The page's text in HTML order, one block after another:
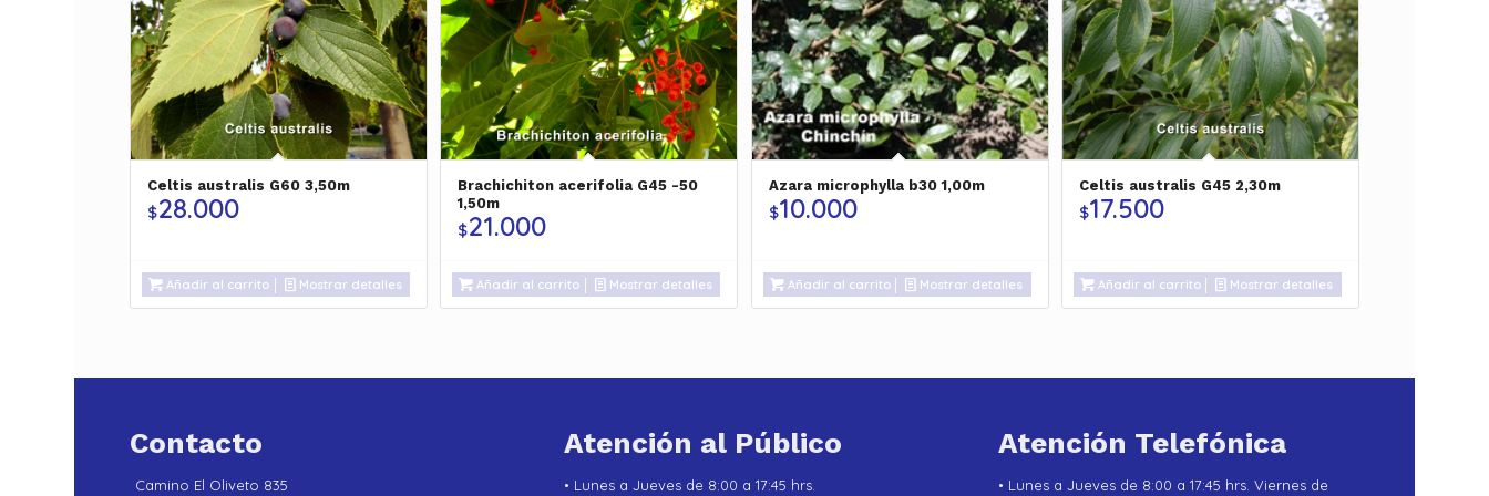
Celtis australis G60 3,50m
$28.000
Añadir al carrito Mostrar detalles
Brachichiton acerifolia G45 -50
1,50m
$21.000
Añadir al carrito Mostrar detalles
Azara microphylla b30 1,00m
$10.000
Añadir al carrito Mostrar detalles
Celtis australis G45 2,30m
$17.500
Añadir al carrito Mostrar detalles
Contacto
Camino El Oliveto 835
Atención al Público
• Lunes a Jueves de 8:00 a 17:45 hrs.
Atención Telefónica
• Lunes a Jueves de 8:00 a 17:45 hrs. Viernes de